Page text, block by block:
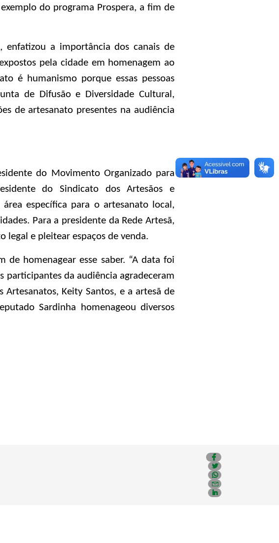
do programa Prospera, a fim de
enfatizou a importância dos canais de
pela cidade em homenagem ao
é humanismo porque essas pessoas
de Difusão e Diversidade Cultural,
de artesanato presentes na audiência
do Movimento Organizado para
do Sindicato dos Artesãos e
específica para o artesanato local,
Para a presidente da Rede Artesã,
legal e pleitear espaços de venda.
homenagear esse saber. “A data foi
participantes da audiência agradeceram
Keity Santos, e a artesã de
Sardinha homenageou diversos